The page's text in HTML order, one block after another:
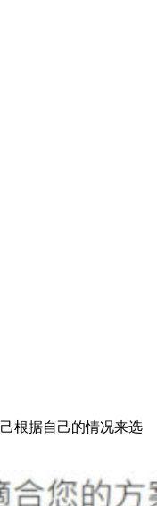
根据自己的情况来选